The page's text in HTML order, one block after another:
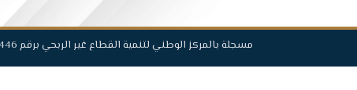
مسجلة بالمركز الوطني لتنمية القطاع غير الربحي برقم 1446